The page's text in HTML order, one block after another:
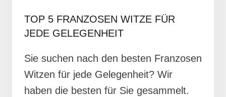
TOP 5 FRANZOSEN WITZE FÜR
JEDE GELEGENHEIT
Sie suchen nach den besten Franzosen
Witzen für jede Gelegenheit? Wir
haben die besten für Sie gesammelt.